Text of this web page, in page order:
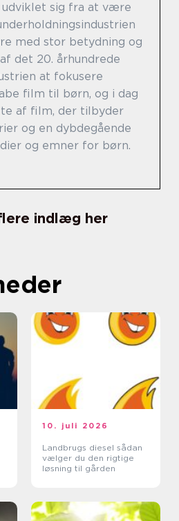
sig fra at være
med stor betydning og
det 20. århundrede
at fokusere
film til børn, og i dag
af film, der tilbyder
og en dybdegående
og emner for børn.
indlæg her
10. juli 2026
Landbrugs diesel sådan
vælger du den rigtige
løsning til gården